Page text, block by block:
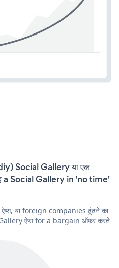
Social Gallery या एक
a Social Gallery in 'no time'
या foreign companies ढूंढने का
ऐप्स for a bargain ऑफ़र करते